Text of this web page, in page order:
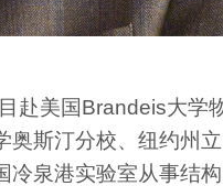
赴美国Brandeis大学
奥斯汀分校、纽约州立
冷泉港实验室从事结构